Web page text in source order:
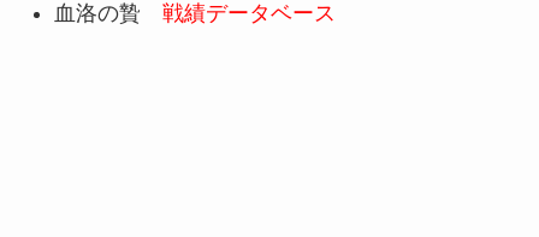
血洛の贄 戦績データベース